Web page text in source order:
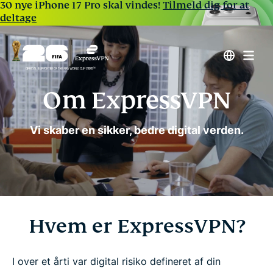
30 nye iPhone 17 Pro skal vindes!Tilmeld dig for at
deltage
Om ExpressVPN
Vi skaber en sikker, bedre digital verden.
Hvem er ExpressVPN?
I over et årti var digital risiko defineret af din